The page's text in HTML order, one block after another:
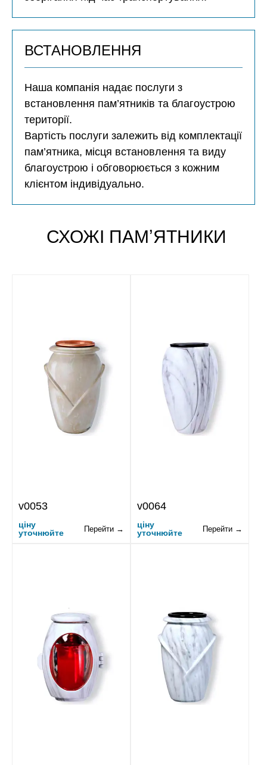
ВСТАНОВЛЕННЯ
Наша компанія надає послуги з
встановлення пам’ятників та благоустрою
території.
Вартість послуги залежить від комплектації
пам’ятника, місця встановлення та виду
благоустрою і обговорюється з кожним
клієнтом індивідуально.
СХОЖІ ПАМʼЯТНИКИ
v0053
ціну
уточнюйте
Перейти →
v0064
ціну
уточнюйте
Перейти →